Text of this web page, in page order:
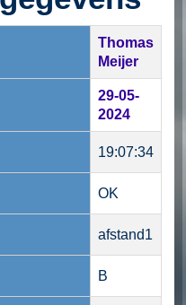
Thomas
Meijer
29-05-
2024
19:07:34
OK
afstand1
B